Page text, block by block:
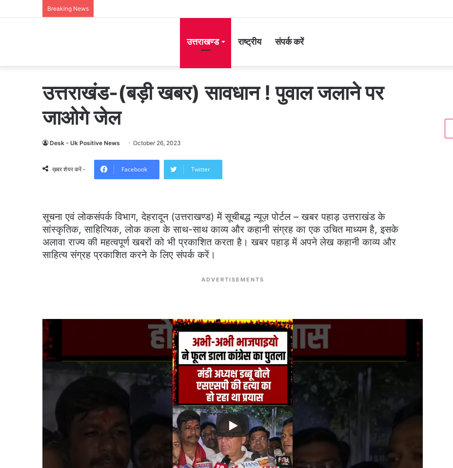
Breaking News
उत्तराखण्ड राष्ट्रीय संपर्क करें
उत्तराखंड-(बड़ी खबर) सावधान ! पुवाल जलाने पर
जाओगे जेल
Desk - Uk Positive News October 26, 2023
ख़बर शेयर करें - Facebook Twitter
सूचना एवं लोकसंपर्क विभाग, देहरादून (उत्तराखण्ड) में सूचीबद्ध न्यूज़ पोर्टल – खबर पहाड़ उत्तराखंड के
सांस्कृतिक, साहित्यिक, लोक कला के साथ-साथ काव्य और कहानी संग्रह का एक उचित माध्यम है, इसके
अलावा राज्य की महत्वपूर्ण खबरों को भी प्रकाशित करता है। खबर पहाड़ में अपने लेख कहानी काव्य और
साहित्य संग्रह प्रकाशित करने के लिए संपर्क करें।
ADVERTISEMENTS